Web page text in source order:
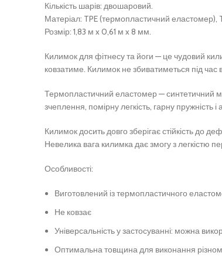
Кількість шарів: двошаровий.
Матеріал: TPE (термопластичний еластомер),
Розмір: 1,83 м x 0,61 м x 8 мм.
Килимок для фітнесу та йоги — це чудовий
ковзатиме. Килимок не збиватиметься під час
Термопластичний еластомер — синтетичний
зчеплення, помірну легкість, гарну пружність
Килимок досить довго зберігає стійкість до
Невелика вага килимка дає змогу з легкістю
Особливості:
Виготовлений із термопластичного
Не ковзає
Універсальність у застосуванні: можна
Оптимальна товщина для виконання